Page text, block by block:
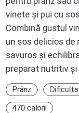
vinete și pui cu
Combină gustul
un sos delicios de
savuros și
preparat nutritiv
Prânz
470 calorii